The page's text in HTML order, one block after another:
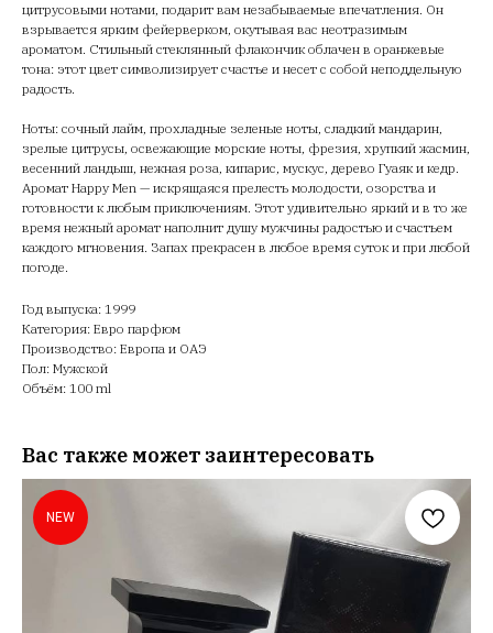
цитрусовыми нотами, подарит вам незабываемые впечатления. Он
взрывается ярким фейерверком, окутывая вас неотразимым
ароматом. Стильный стеклянный флакончик облачен в оранжевые
тона: этот цвет символизирует счастье и несет с собой неподдельную
радость.
Ноты: сочный лайм, прохладные зеленые ноты, сладкий мандарин,
зрелые цитрусы, освежающие морские ноты, фрезия, хрупкий жасмин,
весенний ландыш, нежная роза, кипарис, мускус, дерево Гуаяк и кедр.
Аромат Happy Men — искрящаяся прелесть молодости, озорства и
готовности к любым приключениям. Этот удивительно яркий и в то же
время нежный аромат наполнит душу мужчины радостью и счастьем
каждого мгновения. Запах прекрасен в любое время суток и при любой
погоде.
Год выпуска: 1999
Категория: Евро парфюм
Производство: Европа и ОАЭ
Пол: Мужской
Объём: 100 ml
Вас также может заинтересовать
NEW